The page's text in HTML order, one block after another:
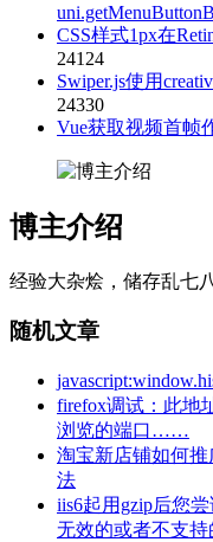
CSS样式1px在
24124
Swiper.js使用
24330
Vue获取视频首帧
博主介绍
经验大杂烩，储存乱七
随机文章
firefox调试：此地
浏览的端口……
淘宝新店铺如何
法
iis6起用gzip后您
无效的或者不支